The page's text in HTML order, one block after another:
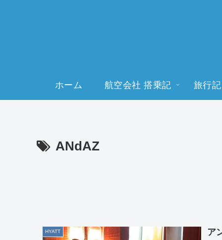
ホーム 航空会社 搭乗記 旅行記
ANdAZ
HYATT
ア